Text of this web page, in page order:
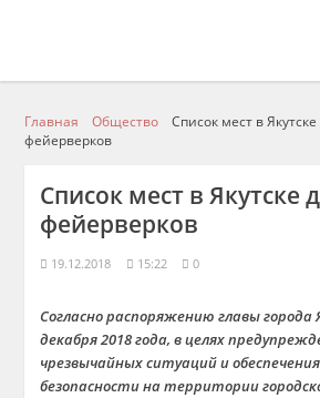
Главная Общество
Список мест в Якутске
фейерверков
Список мест в Якутске
фейерверков
19.12.2018 15:22 0
Согласно распоряжению главы города
декабря 2018 года, в целях
чрезвычайных ситуаций и
безопасности на территории